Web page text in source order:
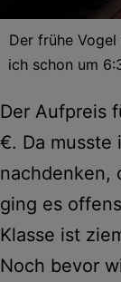
Der frühe
ich schon um
Der Aufpreis
€. Da musste
nachdenken,
ging es
Klasse ist
Noch bevor